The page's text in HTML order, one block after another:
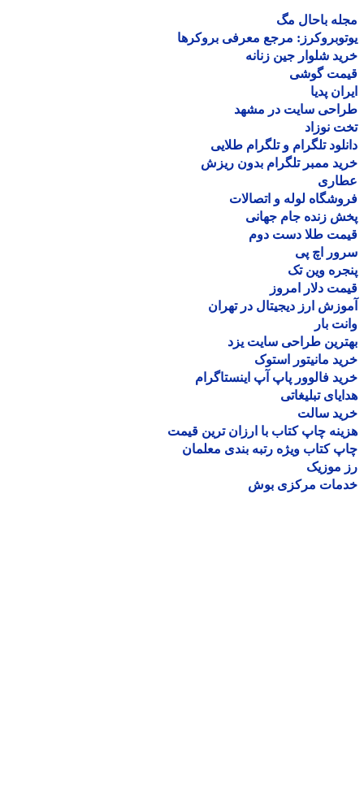
باحال مگ
مرجع معرفی بروکرها
شلوار جین زنانه
گوشی
پدیا
سایت در مشهد
نوزاد
تلگرام و تلگرام طلایی
ممبر تلگرام بدون ریزش
لوله و اتصالات
زنده جام جهانی
طلا دست دوم
اچ پی
وین تک
دلار امروز
ارز دیجیتال در تهران
بار
طراحی سایت یزد
مانیتور استوک
فالوور پاپ آپ اینستاگرام
تبلیغاتی
سالت
چاپ کتاب با ارزان ترین قیمت
کتاب ویژه رتبه بندی معلمان
موزیک
مرکزی بوش